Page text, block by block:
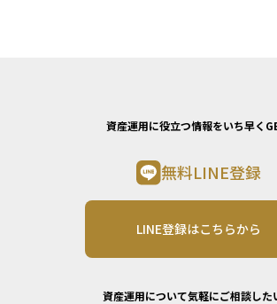
資産運用に役立つ情報をいち早く
無料LINE登録
LINE登録はこちらから
資産運用について気軽にご相談した